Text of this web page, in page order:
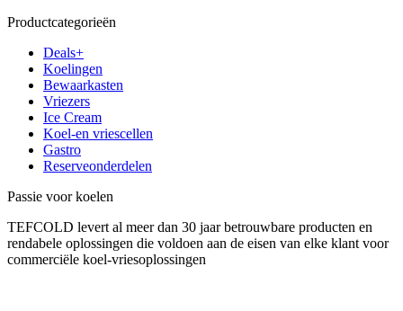
Productcategorieën
Deals+
Koelingen
Bewaarkasten
Vriezers
Ice Cream
Koel-en vriescellen
Gastro
Reserveonderdelen
Passie voor koelen
TEFCOLD levert al meer dan 30 jaar betrouwbare producten en
rendabele oplossingen die voldoen aan de eisen van elke klant voor
commerciële koel-vriesoplossingen